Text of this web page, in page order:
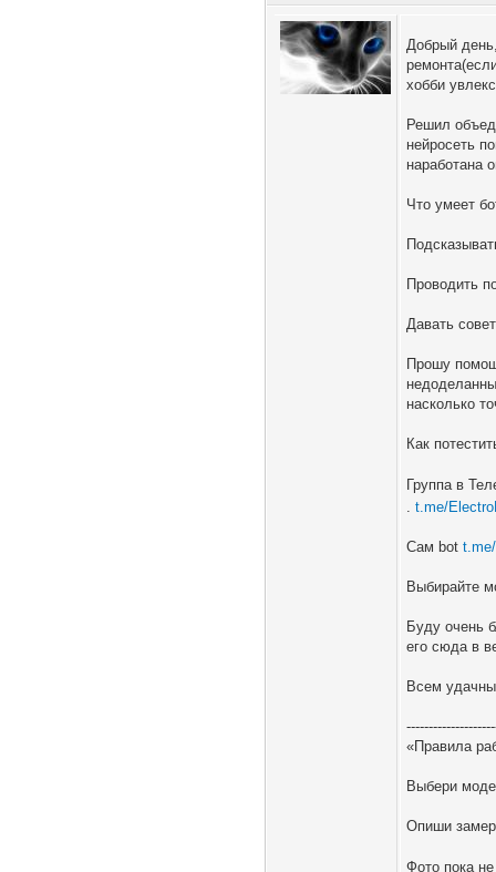
Добрый
хобби
Решил
нейросеть
наработана
Что умеет
Проводить
Давать
Прошу
насколько
Как
Группа в
. t.me/
Сам bot
Выбирайте
Буду очень
его сюда в
Всем
«Правила
Выбери
Опиши
Фото пока